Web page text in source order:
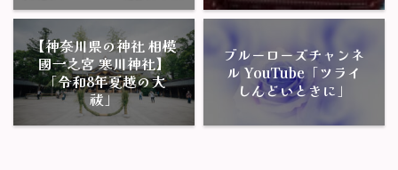
【神奈川県の神社 相模
國一之宮 寒川神社】
「令和8年夏越の大
祓」
ブルーローズチャンネ
ル YouTube「ツライ
しんどいときに」